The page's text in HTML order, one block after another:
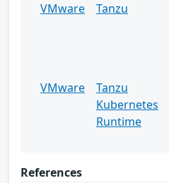
VMware
Tanzu
VMware
Tanzu
Kubernetes
Runtime
References